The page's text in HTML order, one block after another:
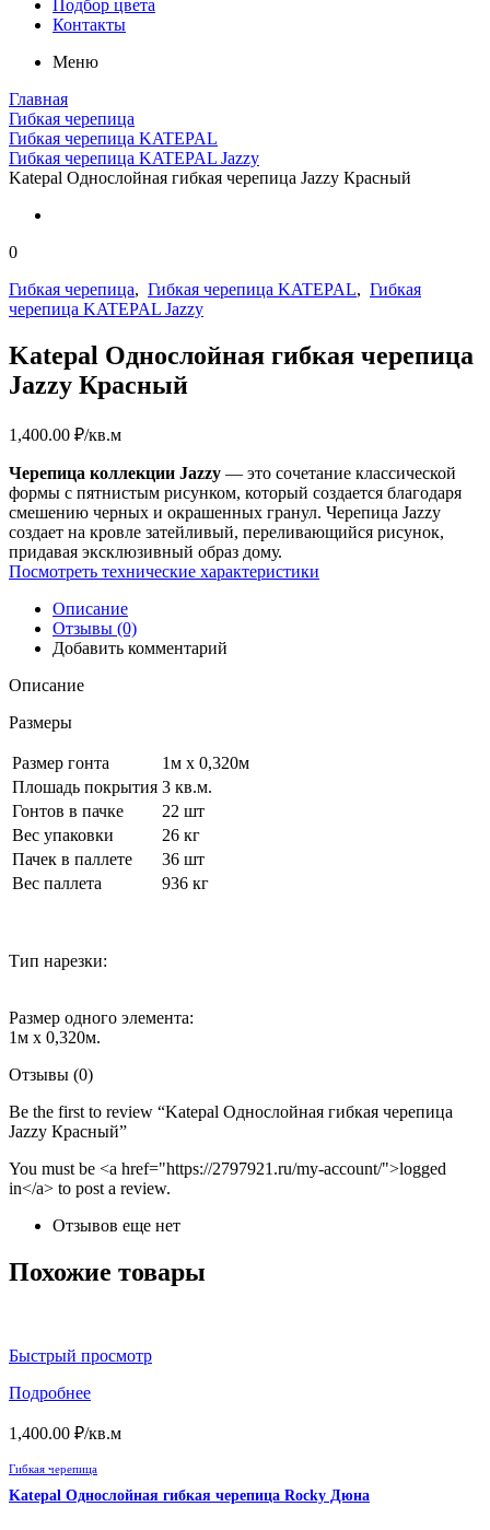
Подбор цвета
Контакты
Меню
Главная
Гибкая черепица
Гибкая черепица KATEPAL
Гибкая черепица KATEPAL Jazzy
Katepal Однослойная гибкая черепица Jazzy Красный
0
Гибкая черепица, Гибкая черепица KATEPAL, Гибкая
черепица KATEPAL Jazzy
Katepal Однослойная гибкая черепица
Jazzy Красный
1,400.00 ₽/кв.м
Черепица коллекции Jazzy — это сочетание классической
формы с пятнистым рисунком, который создается благодаря
смешению черных и окрашенных гранул. Черепица Jazzy
создает на кровле затейливый, переливающийся рисунок,
придавая эксклюзивный образ дому.
Посмотреть технические характеристики
Описание
Отзывы (0)
Добавить комментарий
Описание
Размеры
Размер гонта
1м х 0,320м
Плошадь покрытия 3 кв.м.
Гонтов в пачке
22 шт
Вес упаковки
26 кг
Пачек в паллете
36 шт
Вес паллета
936 кг
Тип нарезки:
Размер одного элемента:
1м х 0,320м.
Отзывы (0)
Be the first to review “Katepal Однослойная гибкая черепица
Jazzy Красный”
You must be <a href="https://2797921.ru/my-account/">logged
in</a> to post a review.
Отзывов еще нет
Похожие товары
Быстрый просмотр
Подробнее
1,400.00 ₽/кв.м
Гибкая черепица
Katepal Однослойная гибкая черепица Rocky Дюна